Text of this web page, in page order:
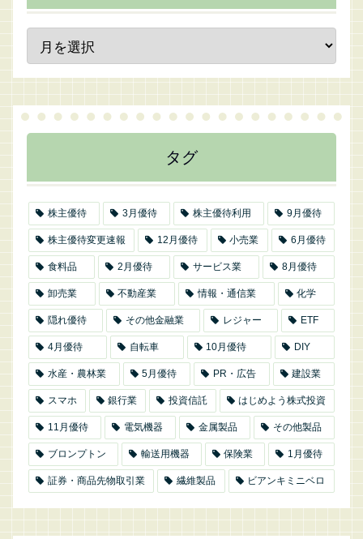
タグ
株主優待 3月優待 株主優待利用 9月優待
株主優待変更速報 12月優待 小売業 6月優待
食料品 2月優待 サービス業 8月優待
卸売業 不動産業 情報・通信業 化学
隠れ優待 その他金融業 レジャー ETF
4月優待 自転車 10月優待 DIY
水産・農林業 5月優待 PR・広告 建設業
スマホ 銀行業 投資信託 はじめよう株式投資
11月優待 電気機器 金属製品 その他製品
ブロンプトン 輸送用機器 保険業 1月優待
証券・商品先物取引業 繊維製品 ビアンキミニベロ